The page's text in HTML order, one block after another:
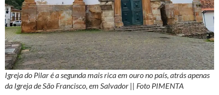
Igreja do Pilar éa segunda mais rica em ouro no país, atrás apenas
da Igreja de São Francisco, em Salvador || Foto PIMENTA